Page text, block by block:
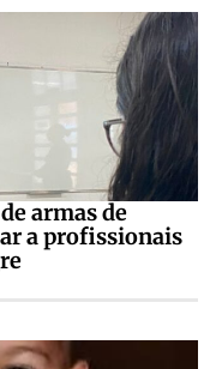
armas de
a profissionais